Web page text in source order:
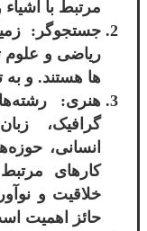
مرتبط با
جستجوگر:
ریاضی و علوم
ها هستند. و به
هنری:
گرافیک،
انسانی،
کارهای
خلاقیت و
حائز اهمیت